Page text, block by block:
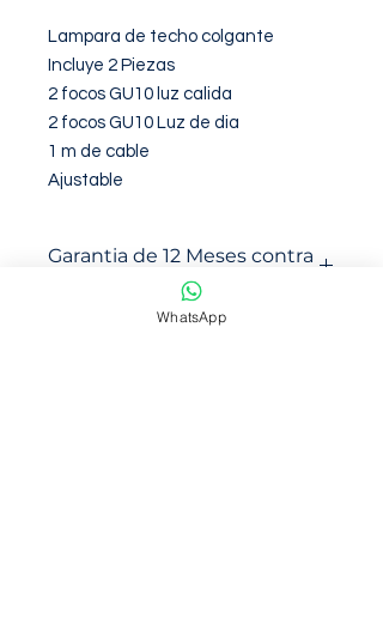
Lampara de techo colgante
Incluye 2 Piezas
2 focos GU10 luz calida
2 focos GU10 Luz de dia
1 m de cable
Ajustable
Garantia de 12 Meses contra
defectos de fabirca
WhatsApp